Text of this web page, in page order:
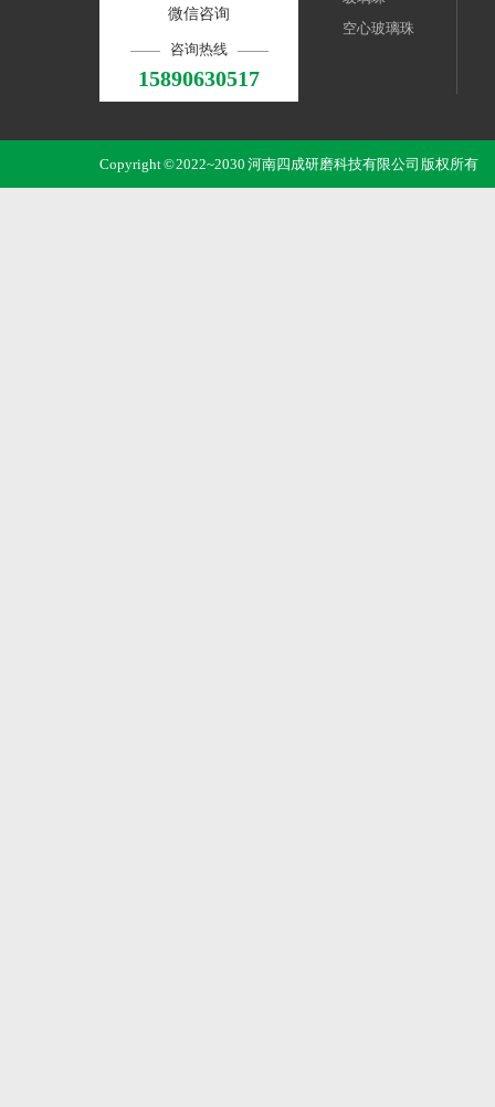
微信咨询
咨询热线
15890630517
空心玻璃珠
Copyright © 2022~2030 河南四成研磨科技有限公司 版权所